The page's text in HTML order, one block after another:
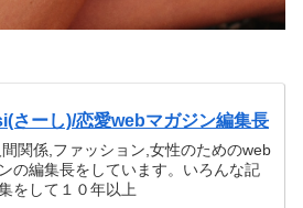
さーし)/恋愛webマガジン編集長
関係,ファッション,女性のためのweb
の編集長をしています。いろんな記
をして１０年以上